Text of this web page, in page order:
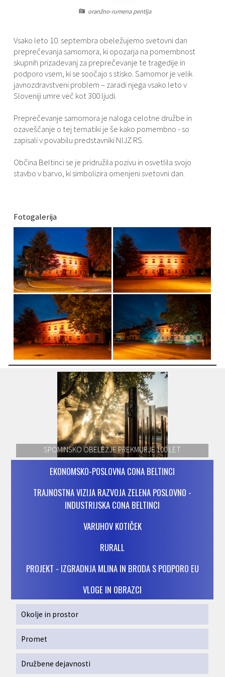
oranžno-rumena pentlja
Vsako leto 10. septembra obeležujemo svetovni dan
preprečevanja samomora, ki opozarja na pomembnost
skupnih prizadevanj za preprečevanje te tragedije in
podporo vsem, ki se soočajo s stisko. Samomor je velik
javnozdravstveni problem – zaradi njega vsako leto v
Sloveniji umre več kot 300 ljudi.
Preprečevanje samomora je naloga celotne družbe in
ozaveščanje o tej tematiki je še kako pomembno - so
zapisali v povabilu predstavniki NIJZ RS.
Občina Beltinci se je pridružila pozivu in osvetlila svojo
stavbo v barvo, ki simbolizira omenjeni svetovni dan.
Fotogalerija
SPOMINSKO OBELEŽJE PREKMURJE 100 LET
EKONOMSKO-POSLOVNA CONA BELTINCI
TRAJNOSTNA VIZIJA RAZVOJA ZELENA POSLOVNO -
INDUSTRIJSKA CONA BELTINCI
VARUHOV KOTIČEK
RURALL
PROJEKT - IZGRADNJA MLINA IN BRODA S PODPORO EU
VLOGE IN OBRAZCI
Okolje in prostor
Promet
Družbene dejavnosti